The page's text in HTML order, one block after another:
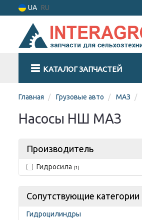
UA RU
КАТАЛОГ ЗАПЧАСТЕЙ
Главная Грузовые авто МАЗ
Насосы НШ МАЗ
Производитель
Гидросила (1)
Сопутствующие категории
Гидроцилиндры